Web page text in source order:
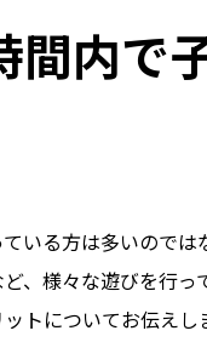
内で
いる方は多いのでは
、様々な遊びを行っ
トについてお伝えし